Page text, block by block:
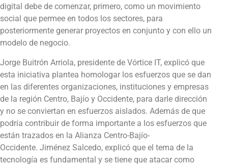
digital debe de comenzar, primero, como un movimiento
social que permee en todos los sectores, para
posteriormente generar proyectos en conjunto y con ello un
modelo de negocio.
Jorge Buitrón Arriola, presidente de Vórtice IT, explicó que
esta iniciativa plantea homologar los esfuerzos que se dan
en las diferentes organizaciones, instituciones y empresas
de la región Centro, Bajío y Occidente, para darle dirección
y no se conviertan en esfuerzos aislados. Además de que
podría contribuir de forma importante a los esfuerzos que
están trazados en la Alianza Centro-Bajío-
Occidente. Jiménez Salcedo, explicó que el tema de la
tecnología es fundamental y se tiene que atacar como